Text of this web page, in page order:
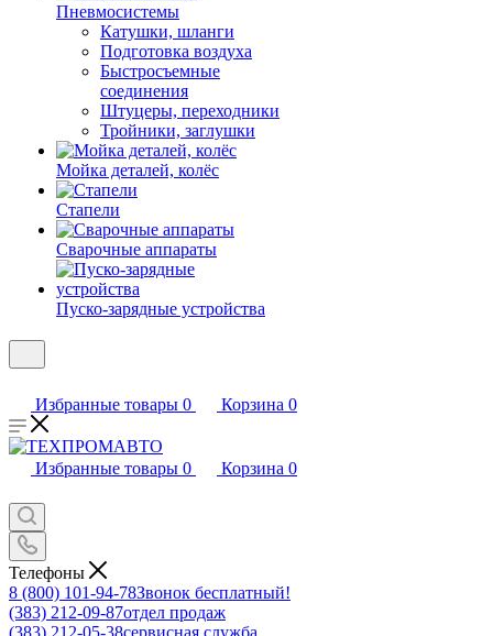
Пневмосистемы
Катушки, шланги
Подготовка воздуха
Быстросъемные
соединения
Штуцеры, переходники
Тройники, заглушки
Мойка деталей, колёс
Стапели
Сварочные аппараты
Пуско-зарядные устройства
Избранные товары 0 Корзина 0
Избранные товары 0 Корзина 0
Телефоны
8 (800) 101-94-78Звонок бесплатный!
(383) 212-09-87отдел продаж
(383) 212-05-38сервисная служба